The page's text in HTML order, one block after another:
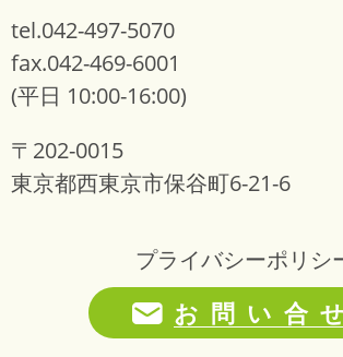
tel.042-497-5070
fax.042-469-6001
(平日 10:00-16:00)
〒202-0015
東京都西東京市保谷町6-21-6
プライバシーポリシ
お問い合せ